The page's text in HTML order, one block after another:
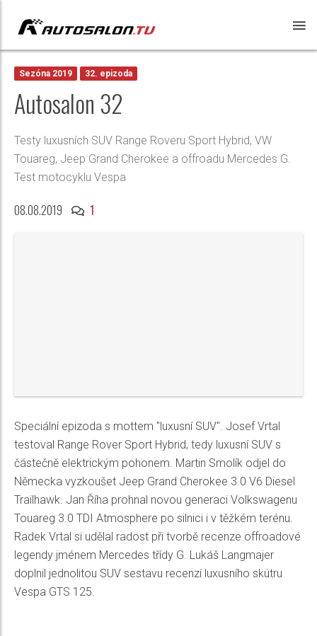
Sezóna 2019 32. epizoda
Autosalon 32
Testy luxusních SUV Range Roveru Sport Hybrid, VW
Touareg, Jeep Grand Cherokee a offroadu Mercedes G.
Test motocyklu Vespa
08.08.2019 1
Speciální epizoda s mottem "luxusní SUV". Josef Vrtal
testoval Range Rover Sport Hybrid, tedy luxusní SUV s
částečně elektrickým pohonem. Martin Smolík odjel do
Německa vyzkoušet Jeep Grand Cherokee 3.0 V6 Diesel
Trailhawk. Jan Říha prohnal novou generaci Volkswagenu
Touareg 3.0 TDI Atmosphere po silnici i v těžkém terénu.
Radek Vrtal si udělal radost při tvorbě recenze offroadové
legendy jménem Mercedes třídy G. Lukáš Langmajer
doplnil jednolitou SUV sestavu recenzí luxusního skútru
Vespa GTS 125.